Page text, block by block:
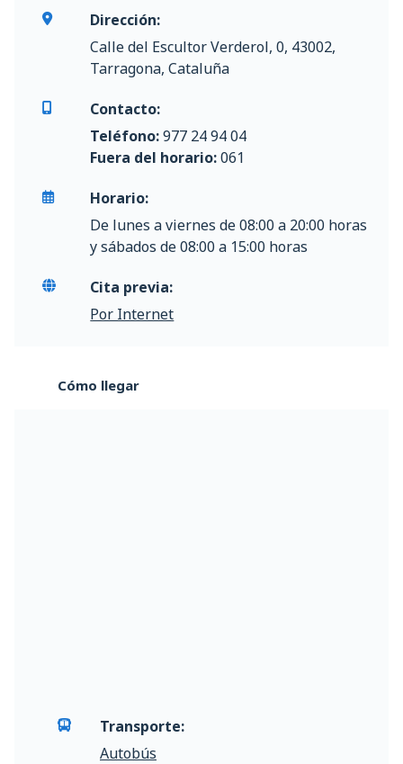
Dirección:
Calle del Escultor Verderol, 0, 43002,
Tarragona, Cataluña
Contacto:
Teléfono:977 24 94 04
Fuera del horario:061
Horario:
De lunes a viernes de 08:00 a 20:00 horas
y sábados de 08:00 a 15:00 horas
Cita previa:
Por Internet
Cómo llegar
Transporte:
Autobús